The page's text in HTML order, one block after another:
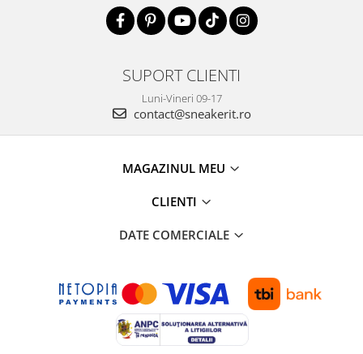
SUPORT CLIENTI
Luni-Vineri 09-17
contact@sneakerit.ro
MAGAZINUL MEU
CLIENTI
DATE COMERCIALE